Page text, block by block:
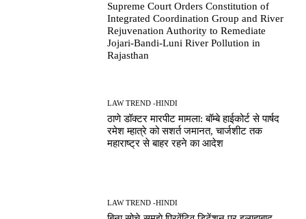
Supreme Court Orders Constitution of
Integrated Coordination Group and River
Rejuvenation Authority to Remediate
Jojari-Bandi-Luni River Pollution in
Rajasthan
LAW TREND -HINDI
ठाणे डॉक्टर मारपीट मामला: बॉम्बे हाईकोर्ट से पार्षद
रमेश म्हात्रे को सशर्त जमानत, चार्जशीट तक
महाराष्ट्र से बाहर रहने का आदेश
LAW TREND -HINDI